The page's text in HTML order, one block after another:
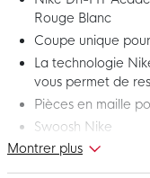
Rouge Blanc
Coupe unique
La technologie
vous permet de
Pièces en maille
Swoosh Nike
Composition : 100
Montrer plus